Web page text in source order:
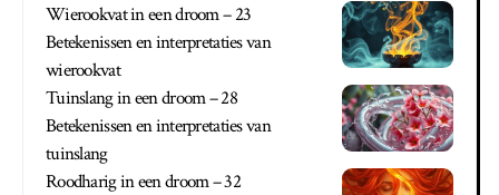
Wierookvat in een droom – 23
Betekenissen en interpretaties van
wierookvat
Tuinslang in een droom – 28
Betekenissen en interpretaties van
tuinslang
Roodharig in een droom – 32